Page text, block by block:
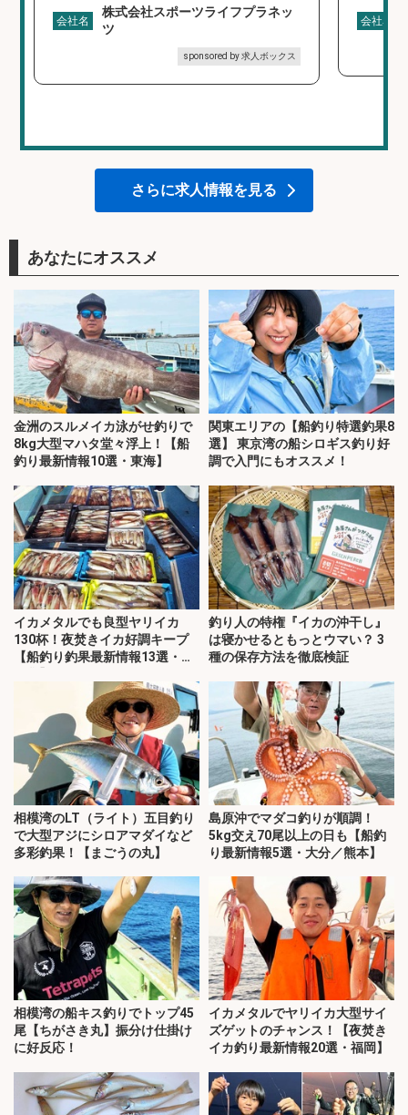
会社名
株式会社スポーツライフプラネッ
ツ
sponsored by 求人ボックス
会社名
さらに求人情報を見る
あなたにオススメ
金洲のスルメイカ泳がせ釣りで
8kg大型マハタ堂々浮上！【船
釣り最新情報10選・東海】
関東エリアの【船釣り特選釣果8
選】 東京湾の船シロギス釣り好
調で入門にもオススメ！
イカメタルでも良型ヤリイカ
130杯！夜焚きイカ好調キープ
【船釣り釣果最新情報13選・玄
釣り人の特権『イカの沖干し』
は寝かせるともっとウマい？ 3
種の保存方法を徹底検証
相模湾のLT（ライト）五目釣り
で大型アジにシロアマダイなど
多彩釣果！【まごうの丸】
島原沖でマダコ釣りが順調！
5kg交え70尾以上の日も【船釣
り最新情報5選・大分／熊本】
相模湾の船キス釣りでトップ45
尾【ちがさき丸】振分け仕掛け
に好反応！
イカメタルでヤリイカ大型サイ
ズゲットのチャンス！【夜焚き
イカ釣り最新情報20選・福岡】